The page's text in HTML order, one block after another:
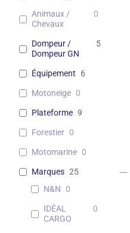
Animaux /
Chevaux
0
Dompeur /
Dompeur GN
5
Équipement 6
Motoneige 0
Plateforme 9
Forestier 0
Motomarine 0
Marques 25
N&N
0
IDÉAL
CARGO
0